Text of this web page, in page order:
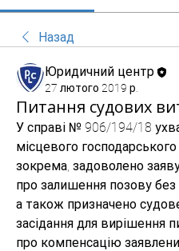
Назад
Юридичний центр
27 лютого 2019 р.
Питання судових
У справі № 906/194/18
місцевого господарського
зокрема, задоволено
про залишення позову без
а також призначено
засідання для вирішення
про компенсацію